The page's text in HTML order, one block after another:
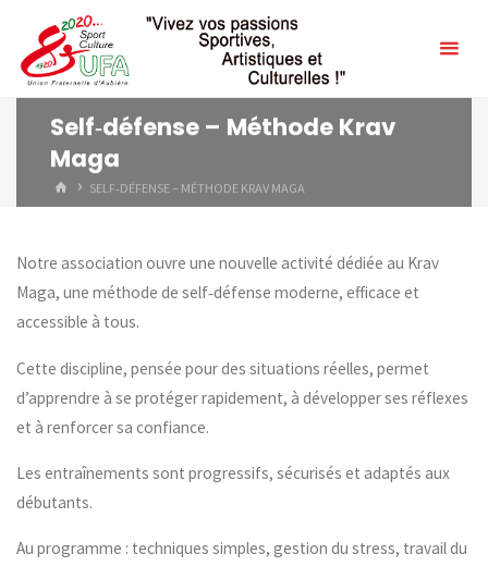
content
Self‑défense – Méthode Krav
Maga
HOMESELF‑DÉFENSE – MÉTHODE KRAV MAGA
Notre association ouvre une nouvelle activité dédiée au Krav
Maga, une méthode de self‑défense moderne, efficace et
accessible à tous.
Cette discipline, pensée pour des situations réelles, permet
d’apprendre à se protéger rapidement, à développer ses réflexes
et à renforcer sa confiance.
Les entraînements sont progressifs, sécurisés et adaptés aux
débutants.
Au programme : techniques simples, gestion du stress, travail du